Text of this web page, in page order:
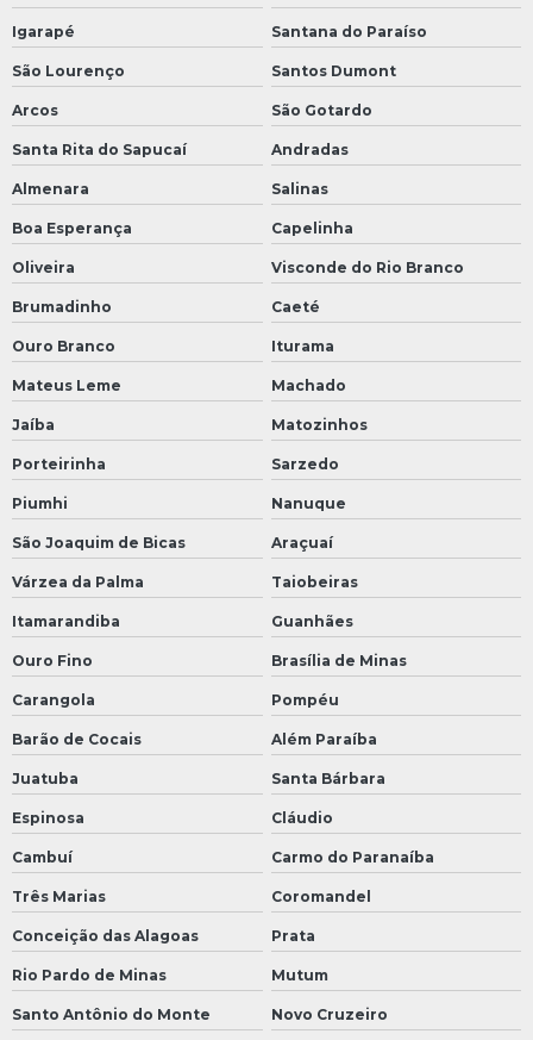
Igarapé Santana do Paraíso
São Lourenço Santos Dumont
Arcos São Gotardo
Santa Rita do Sapucaí Andradas
Almenara Salinas
Boa Esperança Capelinha
Oliveira Visconde do Rio Branco
Brumadinho Caeté
Ouro Branco Iturama
Mateus Leme Machado
Jaíba Matozinhos
Porteirinha Sarzedo
Piumhi Nanuque
São Joaquim de Bicas Araçuaí
Várzea da Palma Taiobeiras
Itamarandiba Guanhães
Ouro Fino Brasília de Minas
Carangola Pompéu
Barão de Cocais Além Paraíba
Juatuba Santa Bárbara
Espinosa Cláudio
Cambuí Carmo do Paranaíba
Três Marias Coromandel
Conceição das Alagoas Prata
Rio Pardo de Minas Mutum
Santo Antônio do Monte Novo Cruzeiro